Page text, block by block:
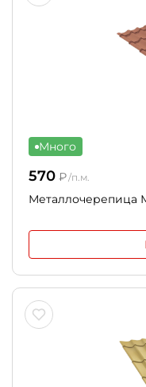
Много
570 ₽/п.м.
Металлочерепица